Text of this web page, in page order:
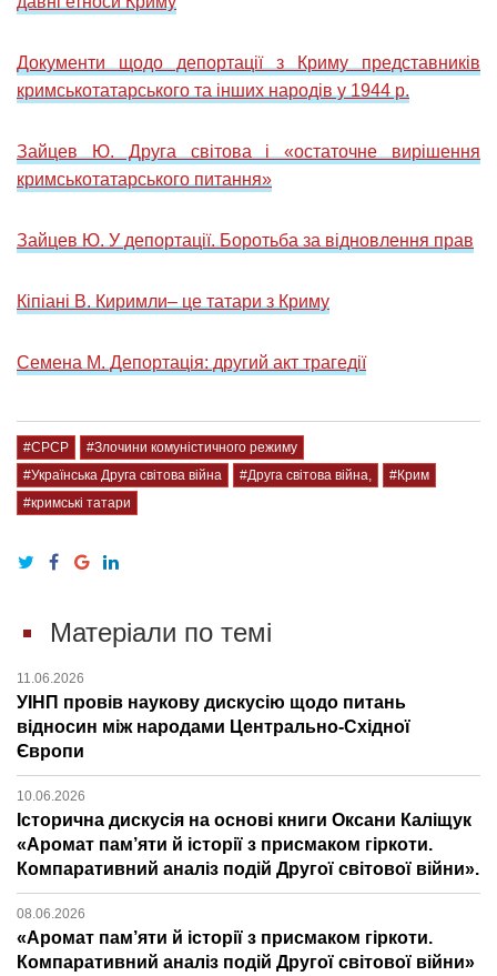
Документи щодо депортації з Криму представників
кримськотатарського та інших народів у 1944 р.
Зайцев Ю. Друга світова і «остаточне вирішення
кримськотатарського питання»
Зайцев Ю. У депортації. Боротьба за відновлення прав
Кіпіані В. Киримли– це татари з Криму
Семена М. Депортація: другий акт трагедії
#СРСР
#Злочини комуністичного режиму
#Українська Друга світова війна
#Друга світова війна,
#Крим
#кримські татари
Матеріали по темі
11.06.2026
УІНП провів наукову дискусію щодо питань
відносин між народами Центрально-Східної
Європи
10.06.2026
Історична дискусія на основі книги Оксани Каліщук
«Аромат пам’яти й історії з присмаком гіркоти.
Компаративний аналіз подій Другої світової війни».
08.06.2026
«Аромат пам’яти й історії з присмаком гіркоти.
Компаративний аналіз подій Другої світової війни»